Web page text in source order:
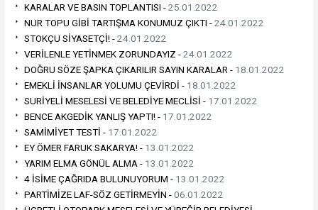
KARALAR VE BASIN TOPLANTISI -25.01.2022
NUR TOPU GİBİ TARTIŞMA KONUMUZ ÇIKTI -24.01.2022
STOKÇU SİYASETÇİ! -24.01.2022
VERİLENLE YETİNMEK ZORUNDAYIZ -24.01.2022
DOĞRU SÖZE ŞAPKA ÇIKARILIR SAYIN KARALAR - 18.01.2022
EMEKLİ İNSANLAR YOLUMU ÇEVİRDİ - 18.01.2022
SURİYELİ MESELESİ VE BELEDİYE MECLİSİ - 17.01.2022
BENCE AKGEDİK YANLIŞ YAPTI! - 17.01.2022
SAMİMİYET TESTİ - 17.01.2022
EY ÖMER FARUK SAKARYA! - 13.01.2022
YARIM ELMA GÖNÜL ALMA - 13.01.2022
4 İSİME ÇAĞRIDA BULUNUYORUM - 13.01.2022
PARTİMİZE LAF-SÖZ GETİRMEYİN -06.01.2022